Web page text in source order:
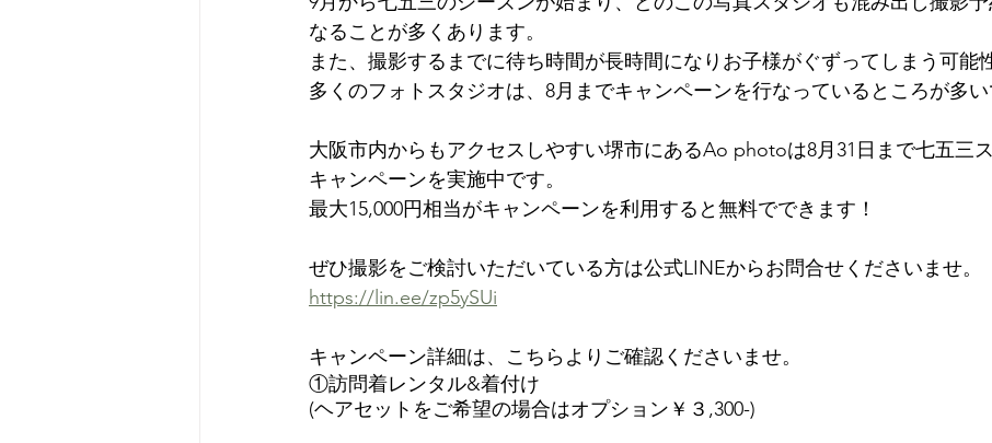
なることが多くあります。
また、撮影するまでに待ち時間が長時間になりお子様がぐずってしまう可能
多くのフォトスタジオは、8月までキャンペーンを行なっているところが多い
大阪市内からもアクセスしやすい堺市にあるAo photoは8月31日まで七五三
キャンペーンを実施中です。
最大15,000円相当がキャンペーンを利用すると無料でできます！
ぜひ撮影をご検討いただいている方は公式LINEからお問合せくださいませ。
https://lin.ee/zp5ySUi
キャンペーン詳細は、こちらよりご確認くださいませ。
①訪問着レンタル&着付け
(ヘアセットをご希望の場合はオプション￥３,300-)